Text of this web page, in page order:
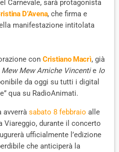
Carnevale, sarà protagonista
D’Avena, che firma e
manifestazione intitolata
con Cristiano Macrì, già
Mew Mew Amiche Vincentie Io
da oggi su tutti i digital
qua su RadioAnimati.
avverrà sabato 8 febbraio alle
Viareggio, durante il concerto
ufficialmente l’edizione
che anticiperà la